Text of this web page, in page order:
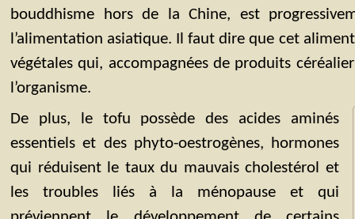
bouddhisme hors de la Chine, est
l’alimentation asiatique. Il faut dire que cet
végétales qui, accompagnées de produits
l’organisme.
De plus, le tofu possède des acides aminés
essentiels et des phyto-oestrogènes, hormones
qui réduisent le taux du mauvais cholestérol et
les troubles liés à la ménopause et qui